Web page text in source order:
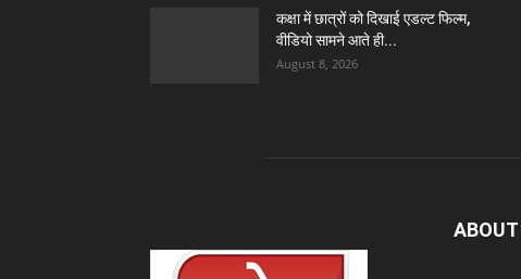
कक्षा में छात्रों को दिखाई एडल्ट फिल्म,
वीडियो सामने आते ही...
August 8, 2026
ABOUT